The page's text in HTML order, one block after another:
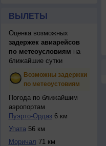
ВЫЛЕТЫ
Оценка возможных
задержек авиарейсов
по метеоусловиям на
ближайшие сутки
Возможны задержки
по метеоустовиям
Погода по ближайшим
аэропортам
Пуэрто-Ордаз 6 км
Упата56 км
Моричал 71 км